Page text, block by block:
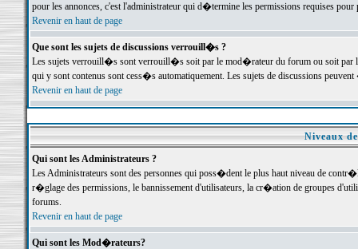
pour les annonces, c'est l'administrateur qui d�termine les permissions requises pour
Revenir en haut de page
Que sont les sujets de discussions verrouill�s ?
Les sujets verrouill�s sont verrouill�s soit par le mod�rateur du forum ou soit par
qui y sont contenus sont cess�s automatiquement. Les sujets de discussions
Revenir en haut de page
Niveaux
Qui sont les Administrateurs ?
Les Administrateurs sont des personnes qui poss�dent le plus haut niveau de
r�glage des permissions, le bannissement d'utilisateurs, la cr�ation de groupes
forums.
Revenir en haut de page
Qui sont les Mod�rateurs?